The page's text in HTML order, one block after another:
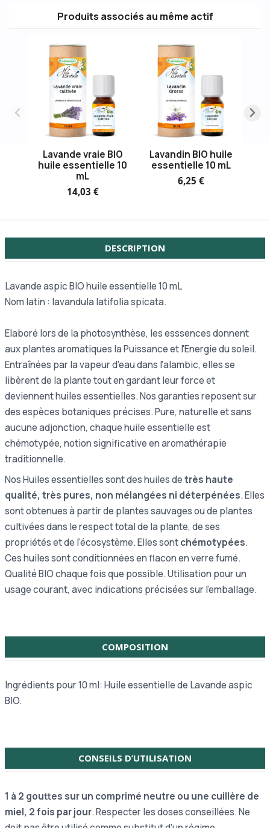
Produits associés au même actif
Lavande vraie BIO
huile essentielle 10
mL
14,03 €
Lavandin BIO huile
essentielle 10 mL
6,25 €
DESCRIPTION
Lavande aspic BIO huile essentielle 10 mL
Nom latin : lavandula latifolia spicata.
Elaboré lors de la photosynthèse, les esssences donnent
aux plantes aromatiques la Puissance et l'Energie du soleil.
Entraînées par la vapeur d'eau dans l'alambic, elles se
libèrent de la plante tout en gardant leur force et
deviennent huiles essentielles. Nos garanties reposent sur
des espèces botaniques précises. Pure, naturelle et sans
aucune adjonction, chaque huile essentielle est
chémotypée, notion significative en aromathérapie
traditionnelle.
Nos Huiles essentielles sont des huiles detrès haute
qualité, très pures, non mélangées ni déterpénées. Elles
sont obtenues à partir de plantes sauvages ou de plantes
cultivées dans le respect total de la plante, de ses
propriétés et de l’écosystème. Elles sontchémotypées.
Ces huiles sont conditionnées en flacon en verre fumé.
Qualité BIO chaque fois que possible. Utilisation pour un
usage courant, avec indications précisées sur l’emballage.
COMPOSITION
Ingrédients pour 10 ml: Huile essentielle de Lavande aspic
BIO.
CONSEILS D’UTILISATION
1 à 2 gouttes sur un comprimé neutre ou une cuillère de
miel, 2 fois par jour.Respecter les doses conseillées. Ne